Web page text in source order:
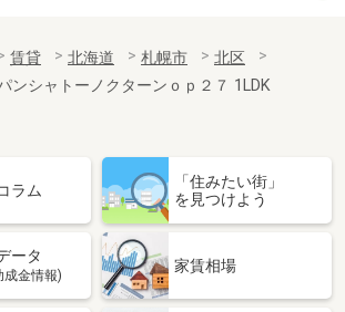
賃貸 北海道 札幌市
北区
ンシャトーノクターンｏｐ２７ 1LDK
ラム
「住みたい街」
を見つけよう
ータ
成金情報)
家賃相場